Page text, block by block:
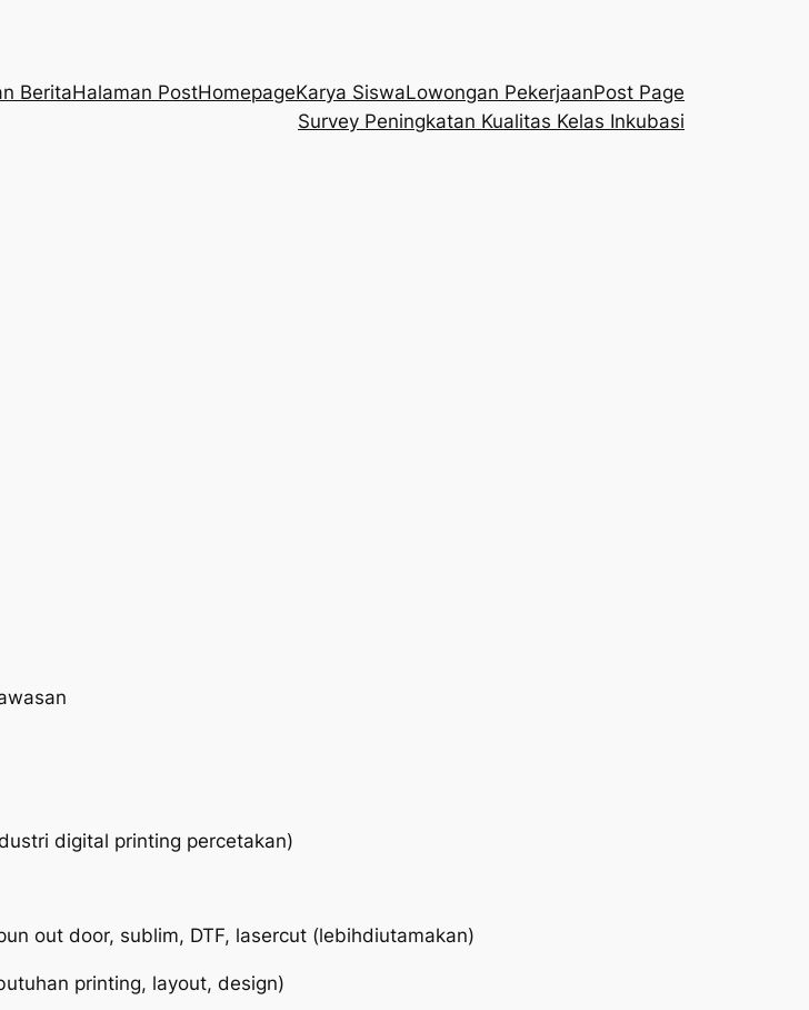
BeritaHalaman PostHomepageKarya SiswaLowongan PekerjaanPost Page
Survey Peningkatan Kualitas Kelas Inkubasi
digital printing percetakan)
out door, sublim, DTF, lasercut (lebihdiutamakan)
printing, layout, design)